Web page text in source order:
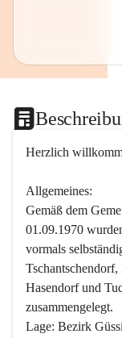
Herzlich
Allgemeines:
Gemäß dem
01.09.1970
vormals
Hasendorf und
zusammengelegt.
Lage: Bezirk